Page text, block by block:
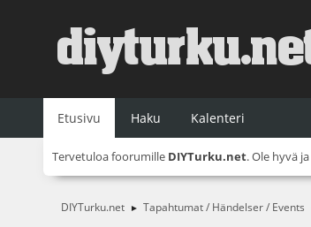
Etusivu Haku Kalenteri
Tervetuloa foorumille DIYTurku.net. Ole hyvä ja
DIYTurku.net ► Tapahtumat / Händelser / Events